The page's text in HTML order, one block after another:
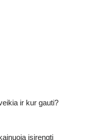
ir kur gauti?
įsirengti